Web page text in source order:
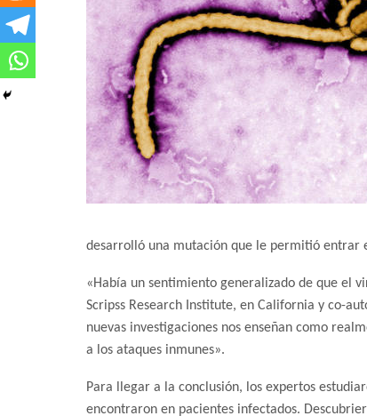
desarrolló una mutación que le permitió entrar
«Había un sentimiento generalizado de que el
Scripss Research Institute, en California y co-
nuevas investigaciones nos enseñan como
a los ataques inmunes».
Para llegar a la conclusión, los expertos
encontraron en pacientes infectados.